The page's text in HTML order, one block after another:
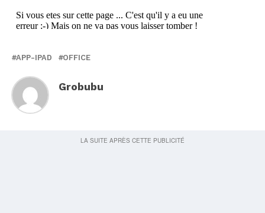
APP-IPAD OFFICE
Grobubu